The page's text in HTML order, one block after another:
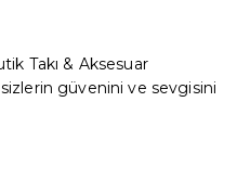
Takı & Aksesuar
güvenini ve sevgisini